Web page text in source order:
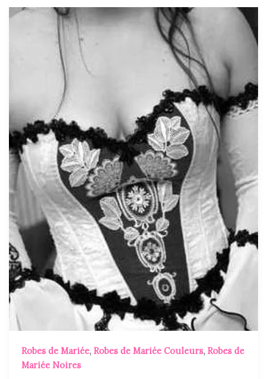
Robes de Mariée,Robes de Mariée Couleurs,Robes de
Mariée Noires